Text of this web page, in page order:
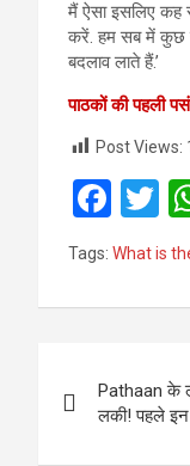
मैं ऐसा इसलिए कह
करें. हम सब में कुछ
बदलाव लाते हैं.’
पाठकों की पहली
Post Views:
F
a
b
o
k
T
wi
er
Tags: What is
Pathaan के
लकी! पहले इन